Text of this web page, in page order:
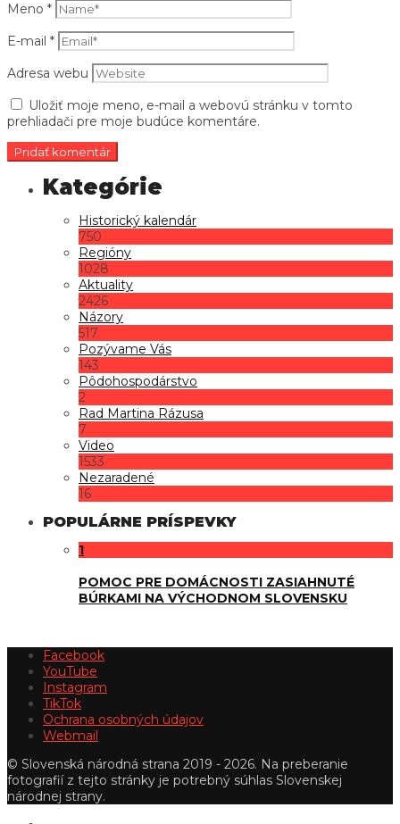
Meno *
E-mail *
Adresa webu
Uložiť moje meno, e-mail a webovú stránku v tomto
prehliadači pre moje budúce komentáre.
Historický kalendár
750
Regióny
1028
Aktuality
2426
Názory
517
Pozývame Vás
143
Pôdohospodárstvo
2
Rad Martina Rázusa
7
Video
1533
Nezaradené
16
POPULÁRNE PRÍSPEVKY
1
POMOC PRE DOMÁCNOSTI ZASIAHNUTÉ
BÚRKAMI NA VÝCHODNOM SLOVENSKU
Facebook
YouTube
Instagram
TikTok
Ochrana osobných údajov
Webmail
© Slovenská národná strana 2019 - 2026. Na preberanie
fotografií z tejto stránky je potrebný súhlas Slovenskej
národnej strany.